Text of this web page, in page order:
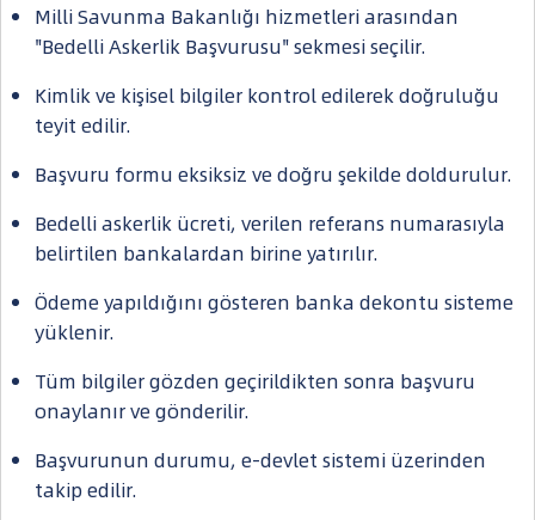
Milli Savunma Bakanlığı hizmetleri arasından
"Bedelli Askerlik Başvurusu" sekmesi seçilir.
Kimlik ve kişisel bilgiler kontrol edilerek doğruluğu
teyit edilir.
Başvuru formu eksiksiz ve doğru şekilde doldurulur.
Bedelli askerlik ücreti, verilen referans numarasıyla
belirtilen bankalardan birine yatırılır.
Ödeme yapıldığını gösteren banka dekontu sisteme
yüklenir.
Tüm bilgiler gözden geçirildikten sonra başvuru
onaylanır ve gönderilir.
Başvurunun durumu, e-devlet sistemi üzerinden
takip edilir.